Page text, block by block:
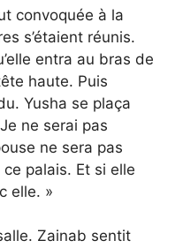
convoquée à la
s’étaient réunis.
entra au bras de
haute. Puis
Yusha se plaça
ne serai pas
ne sera pas
palais. Et si elle
elle. »
Zainab sentit